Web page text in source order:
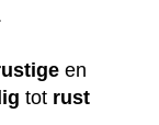
en
tot rust